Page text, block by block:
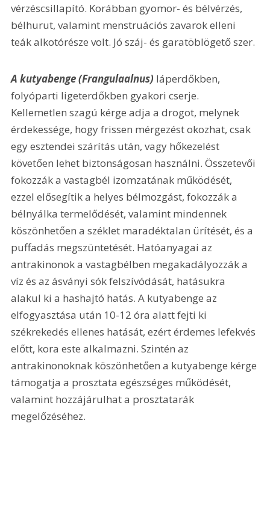
vérzéscsillapító. Korábban gyomor- és bélvérzés,
bélhurut, valamint menstruációs zavarok elleni
teák alkotórésze volt. Jó száj- és garatöblögető szer.
A kutyabenge (Frangulaalnus) láperdőkben,
folyóparti ligeterdőkben gyakori cserje.
Kellemetlen szagú kérge adja a drogot, melynek
érdekessége, hogy frissen mérgezést okozhat, csak
egy esztendei szárítás után, vagy hőkezelést
követően lehet biztonságosan használni. Összetevői
fokozzák a vastagbél izomzatának működését,
ezzel elősegítik a helyes bélmozgást, fokozzák a
bélnyálka termelődését, valamint mindennek
köszönhetően a széklet maradéktalan ürítését, és a
puffadás megszüntetését. Hatóanyagai az
antrakinonok a vastagbélben megakadályozzák a
víz és az ásványi sók felszívódását, hatásukra
alakul ki a hashajtó hatás. A kutyabenge az
elfogyasztása után 10-12 óra alatt fejti ki
székrekedés ellenes hatását, ezért érdemes lefekvés
előtt, kora este alkalmazni. Szintén az
antrakinonoknak köszönhetően a kutyabenge kérge
támogatja a prosztata egészséges működését,
valamint hozzájárulhat a prosztatarák
megelőzéséhez.